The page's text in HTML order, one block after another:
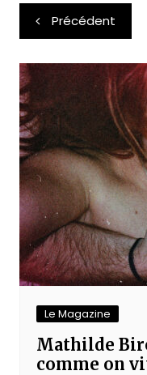
Navigation
de
l’article
Précédent
Le Magazine
Mathilde
comme on